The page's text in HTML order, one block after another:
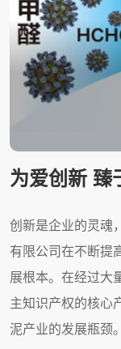
塔吉克斯坦
塔吉克斯坦一家大
三天的考察访问，
入交流。双方在坦
产品质量标准、技
四川一大型
四川一大型明胶生
购合作事宜进行了
分交流与协商，双
采购协议。
青岛盛泰硅
近日，青岛盛泰硅
要客户代表团。双
的交流和探讨。此
后的合作奠定了坚
亚洲具有影
亚洲具有影响力
大会暨展览会，在
啤酒品牌、经销商
平台。展会设有产
详解硅藻土
工业填料应用硅藻
业：可湿性粉剂、
药。pH值中性、无
吸油率115%，细
时不会堵塞农机管
国内外硅藻
目前世界上硅藻土
温隔热材料三个方
是世界硅藻土的主
其消费构成为：助
目前，西欧硅藻土
硅藻土的重
硅藻土的重要用途
滤除液体中的固体
滤清和净化液体的
为爱创新 臻
创新是企业的灵魂
有限公司在不断提
展根本。在经过大
主知识产权的核
泥产业的发展瓶颈。
硅藻土的原
硅藻土原土质量的
学组分的差异及其
查看详情
祝贺青岛盛
青岛盛泰硅业有限
完美服务客户”的
经过近10年的发展
为了公司长远发展
以诚立身为
青岛盛泰硅业有限
集硅藻土原矿开采
于一体的高科技现
流运输能力，与国
国的知名企业，建